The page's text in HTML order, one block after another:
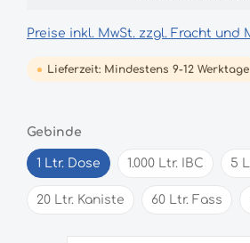
Preise inkl. MwSt. zzgl. Fracht und
Lieferzeit: Mindestens 9-12 Werktage
Gebinde
1 Ltr. Dose 1.000 Ltr. IBC 5
20 Ltr. Kaniste 60 Ltr. Fass